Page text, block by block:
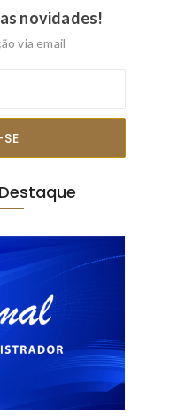
novidades!
via email